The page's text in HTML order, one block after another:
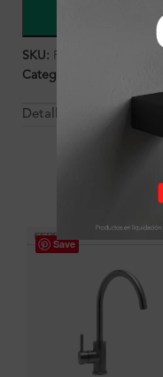
SKU: FA3091
Categorías:
Detalles y Material
OTROS
Save